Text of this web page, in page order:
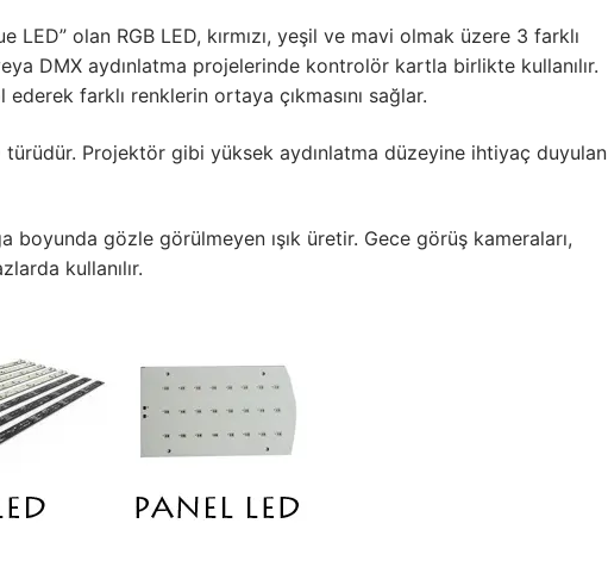
LED” olan RGB LED, kırmızı, yeşil ve mavi olmak üzere 3 farklı
DMX aydınlatma projelerinde kontrolör kartla birlikte kullanılır.
farklı renklerin ortaya çıkmasını sağlar.
Projektör gibi yüksek aydınlatma düzeyine ihtiyaç duyulan
boyunda gözle görülmeyen ışık üretir. Gece görüş kameraları,
kullanılır.